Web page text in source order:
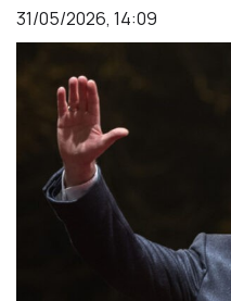
31/05/2026, 14:09